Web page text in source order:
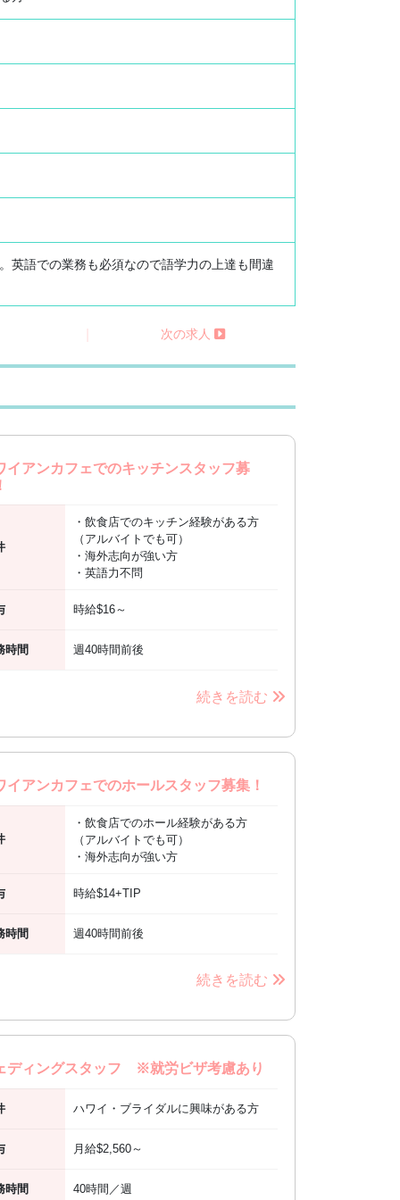
英語での業務も必須なので語学力の上達も間違
次の求人
イアンカフェでのキッチンスタッフ募
・飲食店でのキッチン経験がある方
（アルバイトでも可）
・海外志向が強い方
・英語力不問
時給$16～
時間 週40時間前後
続きを読む
イアンカフェでのホールスタッフ募集！
・飲食店でのホール経験がある方
（アルバイトでも可）
・海外志向が強い方
時給$14+TIP
時間 週40時間前後
続きを読む
ディングスタッフ ※就労ビザ考慮あり
ハワイ・ブライダルに興味がある方
月給$2,560～
時間 40時間／週